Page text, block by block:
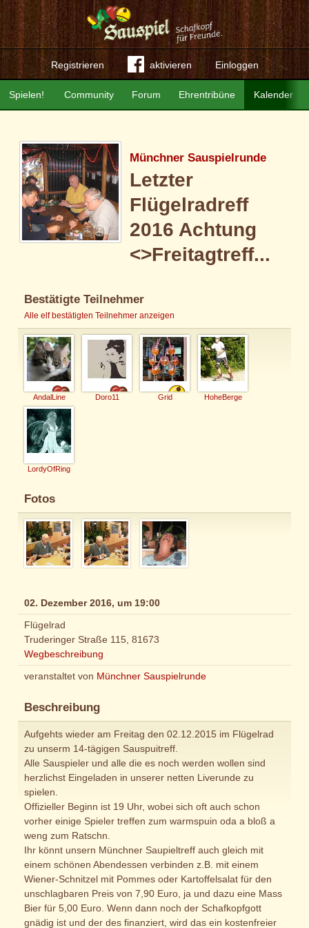
Registrieren aktivieren Einloggen
Community Forum Ehrentribüne Kalender
Spielen!
Münchner Sauspielrunde
Letzter
Flügelradreff
2016 Achtung
<>Freitagtreff...
Bestätigte Teilnehmer
Alle elf bestätigten Teilnehmer anzeigen
AndalLine Doro11 Grid HoheBerge
LordyOfRing
Fotos
02. Dezember 2016, um 19:00
Flügelrad
Truderinger Straße 115, 81673
Wegbeschreibung
veranstaltet von Münchner Sauspielrunde
Beschreibung
Aufgehts wieder am Freitag den 02.12.2015 im Flügelrad
zu unserm 14-tägigen Sauspuitreff.
Alle Sauspieler und alle die es noch werden wollen sind
herzlichst Eingeladen in unserer netten Liverunde zu
spielen.
Offizieller Beginn ist 19 Uhr, wobei sich oft auch schon
vorher einige Spieler treffen zum warmspuin oda a bloß a
weng zum Ratschn.
Ihr könnt unsern Münchner Saupieltreff auch gleich mit
einem schönen Abendessen verbinden z.B. mit einem
Wiener-Schnitzel mit Pommes oder Kartoffelsalat für den
unschlagbaren Preis von 7,90 Euro, ja und dazu eine Mass
Bier für 5,00 Euro. Wenn dann noch der Schafkopfgott
gnädig ist und der des finanziert, wird das ein kostenfreier